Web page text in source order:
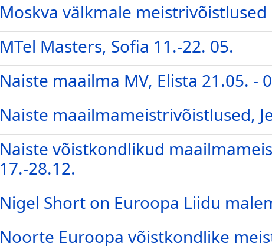
Moskva välkmale meistrivõistlused
MTel Masters, Sofia 11.-22. 05.
Naiste maailma MV, Elista 21.05. -
Naiste maailmameistrivõistlused,
Naiste võistkondlikud
17.-28.12.
Nigel Short on Euroopa Liidu
Noorte Euroopa võistkondlike